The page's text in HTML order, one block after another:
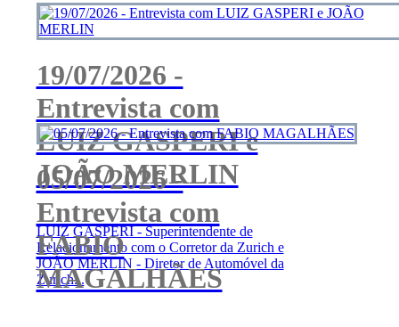
19/07/2026 -
Entrevista com
LUIZ GASPERI e
JOÃO MERLIN
LUIZ GASPERI - Superintendente de
Relacionamento com o Corretor da Zurich e
JOÃO MERLIN - Diretor de Automóvel da
Zurich...
05/07/2026 -
Entrevista com
FABIO
MAGALHÃES